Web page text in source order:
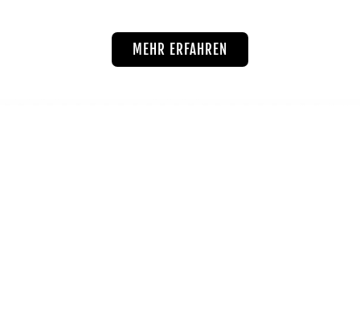
MEHR ERFAHREN